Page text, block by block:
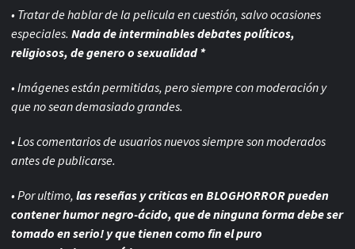
• Tratar de hablar de la pelicula en cuestión, salvo ocasiones
especiales. Nada de interminables debates políticos,
religiosos, de genero o sexualidad *
• Imágenes están permitidas, pero siempre conmoderación y
que no sean demasiado grandes.
• Los comentarios de usuarios nuevos siempre son moderados
antes de publicarse.
• Por ultimo, las reseñas y criticas en BLOGHORROR pueden
contener humor negro-ácido, que de ninguna forma debe ser
tomado en serio! y que tienen como fin el puro